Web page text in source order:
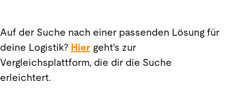
Auf der Suche nach einer passenden Lösung für
deine Logistik? Hier geht's zur
Vergleichsplattform, die dir die Suche
erleichtert.